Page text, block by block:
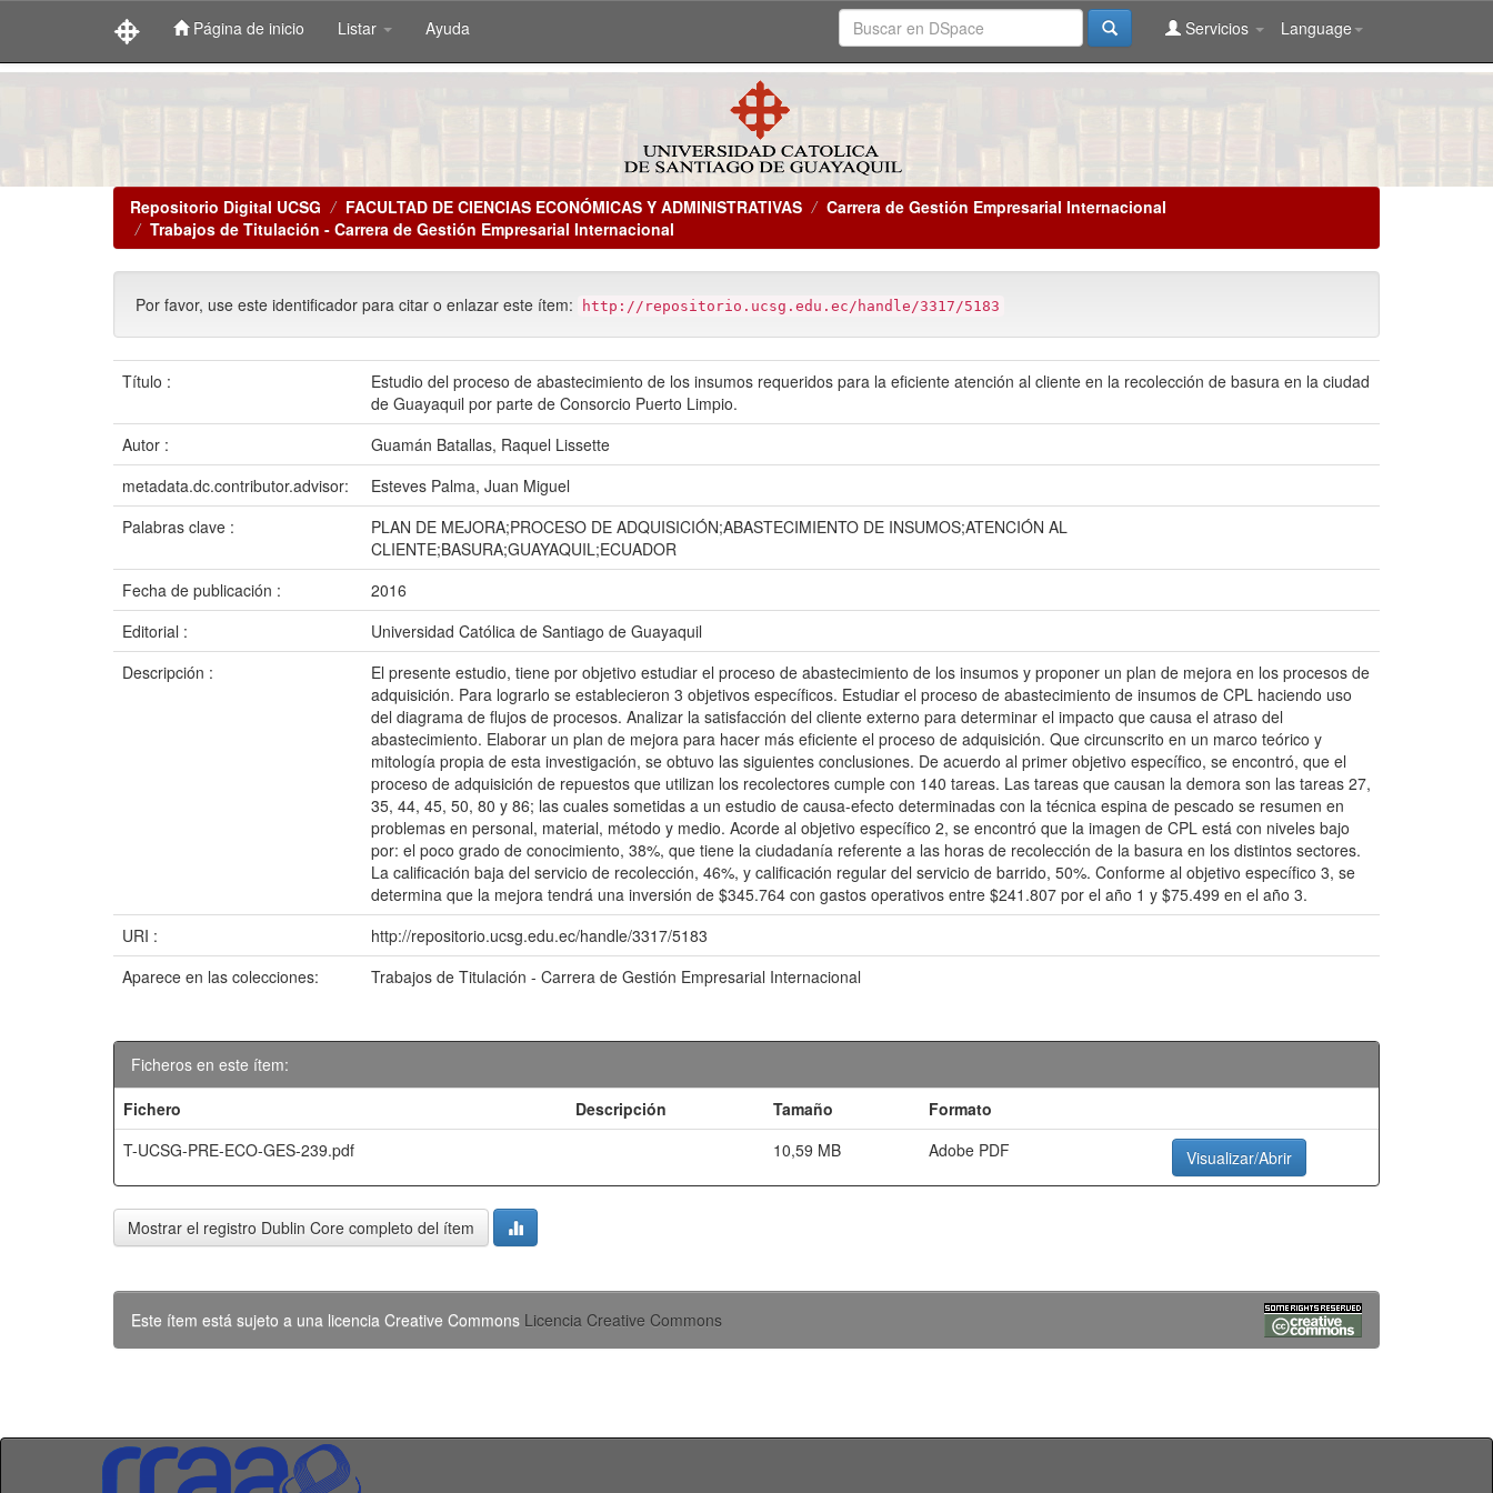
Página de inicio Listar Ayuda Language
Servicios
Repositorio Digital UCSG FACULTAD DE CIENCIAS ECONÓMICAS Y ADMINISTRATIVAS
Carrera de Gestión Empresarial Internacional
Trabajos de Titulación - Carrera de Gestión Empresarial Internacional
Por favor, use este identificador para citar o enlazar este ítem: http://repositorio.ucsg.edu.ec/handle/3317/5183
Título :
Estudio del proceso de abastecimiento de los insumos requeridos para la eficiente atención al cliente en la recolección de basura en la ciudad
de Guayaquil por parte de Consorcio Puerto Limpio.
Autor :
Guamán Batallas, Raquel Lissette
metadata.dc.contributor.advisor:
Esteves Palma, Juan Miguel
Palabras clave :
PLAN DE MEJORA;PROCESO DE ADQUISICIÓN;ABASTECIMIENTO DE INSUMOS;ATENCIÓN AL
CLIENTE;BASURA;GUAYAQUIL;ECUADOR
Fecha de publicación :
2016
Editorial :
Universidad Católica de Santiago de Guayaquil
Descripción :
El presente estudio, tiene por objetivo estudiar el proceso de abastecimiento de los insumos y proponer un plan de mejora en los procesos de
adquisición. Para lograrlo se establecieron 3 objetivos específicos. Estudiar el proceso de abastecimiento de insumos de CPL haciendo uso
del diagrama de flujos de procesos. Analizar la satisfacción del cliente externo para determinar el impacto que causa el atraso del
abastecimiento. Elaborar un plan de mejora para hacer más eficiente el proceso de adquisición. Que circunscrito en un marco teórico y
mitología propia de esta investigación, se obtuvo las siguientes conclusiones. De acuerdo al primer objetivo específico, se encontró, que el
proceso de adquisición de repuestos que utilizan los recolectores cumple con 140 tareas. Las tareas que causan la demora son las tareas 27,
35, 44, 45, 50, 80 y 86; las cuales sometidas a un estudio de causa-efecto determinadas con la técnica espina de pescado se resumen en
problemas en personal, material, método y medio. Acorde al objetivo específico 2, se encontró que la imagen de CPL está con niveles bajo
por: el poco grado de conocimiento, 38%, que tiene la ciudadanía referente a las horas de recolección de la basura en los distintos sectores.
La calificación baja del servicio de recolección, 46%, y calificación regular del servicio de barrido, 50%. Conforme al objetivo específico 3, se
determina que la mejora tendrá una inversión de $345.764 con gastos operativos entre $241.807 por el año 1 y $75.499 en el año 3.
URI :
http://repositorio.ucsg.edu.ec/handle/3317/5183
Aparece en las colecciones:
Trabajos de Titulación - Carrera de Gestión Empresarial Internacional
Ficheros en este ítem:
Fichero
Descripción Tamaño
Formato
T-UCSG-PRE-ECO-GES-239.pdf
10,59 MB Adobe PDF Visualizar/Abrir
Mostrar el registro Dublin Core completo del ítem
Este ítem está sujeto a una licencia Creative Commons Licencia Creative Commons